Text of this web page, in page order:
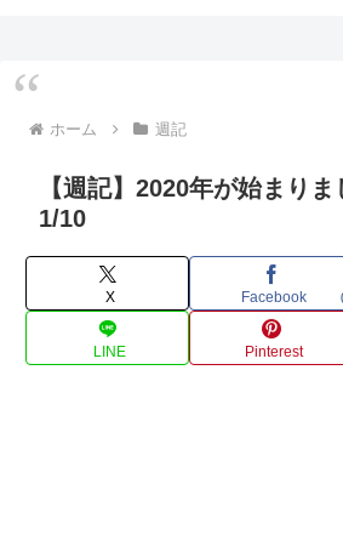
ホーム 週記
【週記】2020年が始まり
1/10
X Facebook
LINE Pinterest